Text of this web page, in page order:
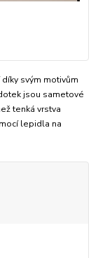
svým motivům
jsou sametové
tenká vrstva
lepidla na